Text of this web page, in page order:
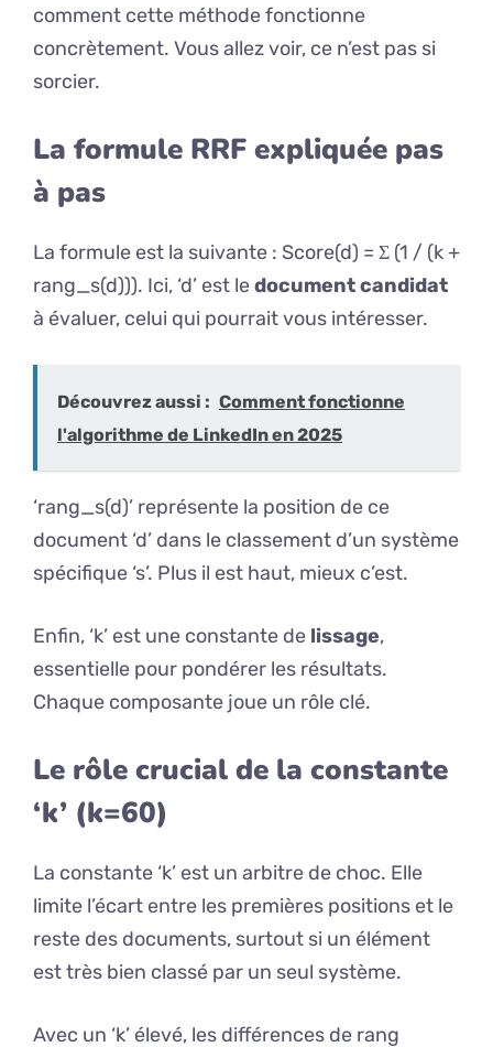
comment cette méthode fonctionne
concrètement. Vous allez voir, ce n’est pas si
sorcier.
La formule RRF expliquée pas
à pas
La formule est la suivante : Score(d) = Σ (1 / (k +
rang_s(d))). Ici, ‘d’ est ledocument candidat
à évaluer, celui qui pourrait vous intéresser.
Découvrez aussi : Comment fonctionne
l'algorithme de LinkedIn en 2025
‘rang_s(d)’ représente la position de ce
document ‘d’ dans le classement d’un système
spécifique ‘s’. Plus il est haut, mieux c’est.
Enfin, ‘k’ est une constante de lissage,
essentielle pour pondérer les résultats.
Chaque composante joue un rôle clé.
Le rôle crucial de la constante
‘k’ (k=60)
La constante ‘k’ est un arbitre de choc. Elle
limite l’écart entre les premières positions et le
reste des documents, surtout si un élément
est très bien classé par un seul système.
Avec un ‘k’ élevé, les différences de rang